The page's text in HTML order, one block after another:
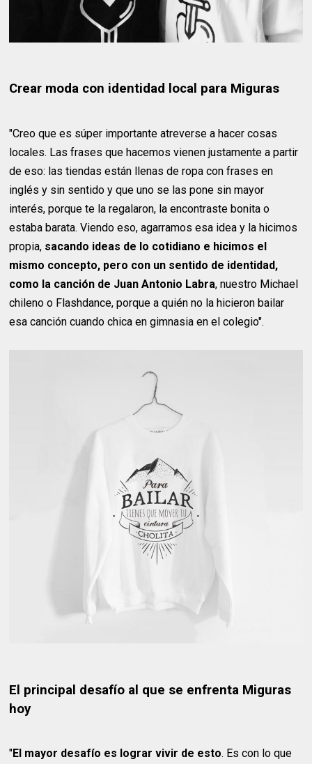
Crear moda con identidad local para Miguras
"Creo que es súper importante atreverse a hacer cosas
locales. Las frases que hacemos vienen justamente a partir
de eso: las tiendas están llenas de ropa con frases en
inglés y sin sentido y que uno se las pone sin mayor
interés, porque te la regalaron, la encontraste bonita o
estaba barata. Viendo eso, agarramos esa idea y la hicimos
propia, sacando ideas de lo cotidiano e hicimos el
mismo concepto, pero con un sentido de identidad,
como la canción de Juan Antonio Labra, nuestro Michael
chileno o Flashdance, porque a quién no la hicieron bailar
esa canción cuando chica en gimnasia en el colegio".
El principal desafío al que se enfrenta Miguras
hoy
"El mayor desafío es lograr vivir de esto. Es con lo que